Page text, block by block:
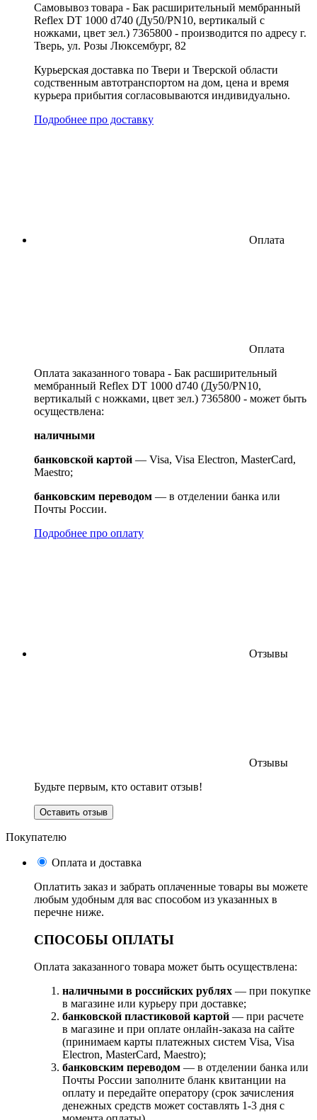
Cамовывоз товара - Бак расширительный мембранный
Reflex DT 1000 d740 (Ду50/PN10, вертикалый с
ножками, цвет зел.) 7365800 - производится по адресу г.
Тверь, ул. Розы Люксембург, 82
Курьерская доставка по Твери и Тверской области
содственным автотранспортом на дом, цена и время
курьера прибытия согласовываются индивидуально.
Подробнее про доставку
Оплата
Оплата
Оплата заказанного товара - Бак расширительный
мембранный Reflex DT 1000 d740 (Ду50/PN10,
вертикалый с ножками, цвет зел.) 7365800 - может быть
осуществлена:
наличными
банковской картой — Visa, Visa Electron, MasterCard,
Maestro;
банковским переводом — в отделении банка или
Почты России.
Подробнее про оплату
Отзывы
Отзывы
Будьте первым, кто оставит отзыв!
Оставить отзыв
Покупателю
Оплата и доставка
Оплатить заказ и забрать оплаченные товары вы можете
любым удобным для вас способом из указанных в
перечне ниже.
СПОСОБЫ ОПЛАТЫ
Оплата заказанного товара может быть осуществлена:
наличными в российских рублях — при покупке
в магазине или курьеру при доставке;
банковской пластиковой картой — при расчете
в магазине и при оплате онлайн-заказа на сайте
(принимаем карты платежных систем Visa, Visa
Electron, MasterCard, Maestro);
банковским переводом — в отделении банка или
Почты России заполните бланк квитанции на
оплату и передайте оператору (срок зачисления
денежных средств может составлять 1-3 дня с